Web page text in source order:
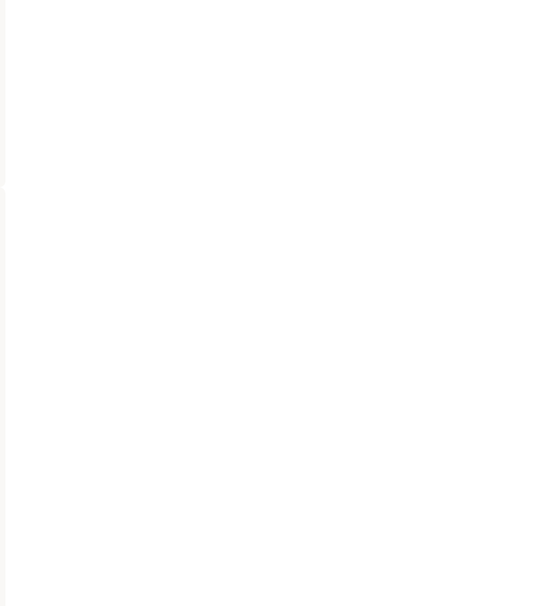
und bin so durch meinen Uni-Stuff gegangen und dann
so aufgefallen.